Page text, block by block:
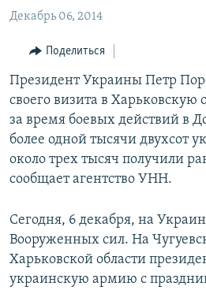
главной
навигации
Вернутся
поиску
ВЕСЬ КАВКАЗ
СЕВЕРНЫЙ КАВКАЗ
АРМЕНИЯ
АЗЕРБАЙДЖАН
ТЕМЫ
ПОЛИТИКА
ЭКОНОМИКА
ОБЩЕСТВО
КУЛЬТУРА
МИР
РУБРИКИ
НЕКРУГЛЫЙ СТОЛ
ГОСТЬ НЕДЕЛИ
ПОЗИЦИЯ
ГОЛОСА
ЧИТАЕМ ПРЕССУ
МУЛЬТИМЕДИА
ВИДЕО
ФОТО
АУДИО
ПОДКАСТЫ
ПРИСОЕДИНЯЙТЕСЬ!
Все сайты РСЕ/РС
Декабрь 06, 2014
Поделиться
Президент Украины Петр
своего визита в Харьковскую
за время боевых действий в
более одной тысячи двухсот
около трех тысяч получили
сообщает агентство УНН.
Сегодня, 6 декабря, на
Вооруженных сил. На
Харьковской области
украинскую армию с